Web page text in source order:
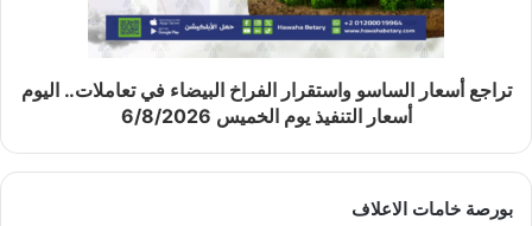
تراجع أسعار الساسو واستقرار الفراخ البيضاء في تعاملات.. اليوم
أسعار التنفيذ يوم الخميس 6/8/2026
بورصة خامات الاعلاف